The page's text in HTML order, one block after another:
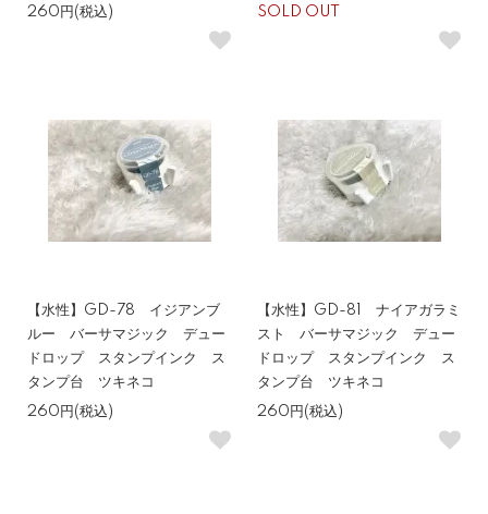
260円(税込) SOLD OUT
【水性】GD-78 イジアンブ
ルー バーサマジック デュー
ドロップ スタンプインク ス
タンプ台 ツキネコ
260円(税込)
【水性】GD-81 ナイアガラミ
スト バーサマジック デュー
ドロップ スタンプインク ス
タンプ台 ツキネコ
260円(税込)